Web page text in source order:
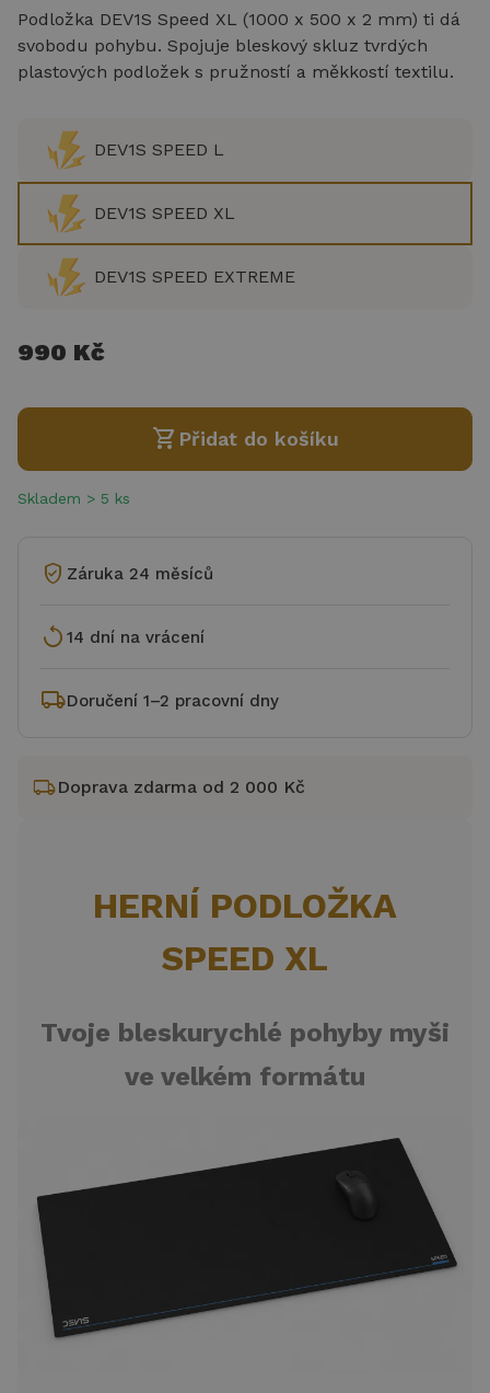
Podložka DEV1S Speed ​​XL (1000 x 500 x 2 mm) ti dá
svobodu pohybu. Spojuje bleskový skluz tvrdých
plastových podložek s pružností a měkkostí textilu.
DEV1S SPEED L
DEV1S SPEED XL
DEV1S SPEED EXTREME
990 Kč
shopping_cart Přidat do košíku
Skladem > 5 ks
verified_user Záruka 24 měsíců
replay 14 dní na vrácení
local_shippingDoručení 1–2 pracovní dny
local_shippingDoprava zdarma od 2 000 Kč
HERNÍ PODLOŽKA
SPEED XL
Tvoje bleskurychlé pohyby myši
ve velkém formátu